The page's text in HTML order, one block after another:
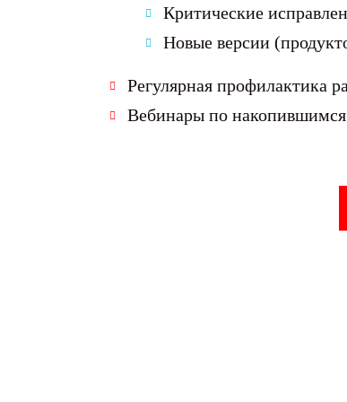
Критические
Новые версии
Регулярная профилактика
Вебинары по